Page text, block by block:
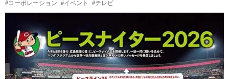
#コーポレーション #イベント #テレビ